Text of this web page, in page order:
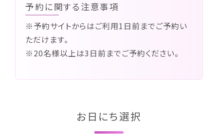
予約に関する注意事項
※予約サイトからはご利用1日前までご予約い
ただけます。
※20名様以上は3日前までご予約ください。
お日にち選択